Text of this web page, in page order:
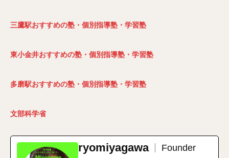
三鷹駅おすすめの塾・個別指導塾・学習塾
東小金井おすすめの塾・個別指導塾・学習塾
多磨駅おすすめの塾・個別指導塾・学習塾
文部科学省
ryomiyagawa
Founder